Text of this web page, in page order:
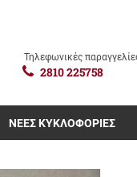
Τηλεφωνικές
2810 225758
ΝΕΕΣ ΚΥΚΛΟΦΟΡΙΕΣ